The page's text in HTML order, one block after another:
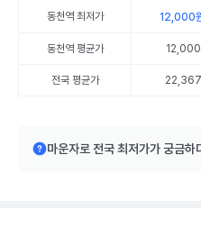
동천역최저가 12,000
동천역평균가 12,000
전국 평균가
마운자로 전국 최저가가 궁금하